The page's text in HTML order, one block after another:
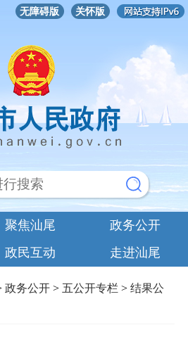
无障碍版 关怀版
聚焦汕尾
政务公开
政民互动 走进汕尾
政务公开 > 五公开专栏 >结果公